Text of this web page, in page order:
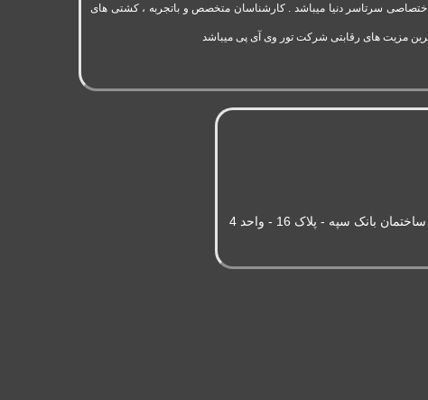
نزدیک به 11 سال سابقه فعالیت در حوزه گردشگری و تورهای اختصاصی سرتاسر دنیا میباشد . کارشناسان متخصص و باتجربه ، کشتی های
مزیت های رقابتی شرکت تور وی آی پی میباشد
سپه - پلاک 16 - واحد 4